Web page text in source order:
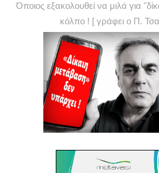
Όποιος εξακολουθεί να μιλά για
κόλπο ! [ γράφει ο Π.